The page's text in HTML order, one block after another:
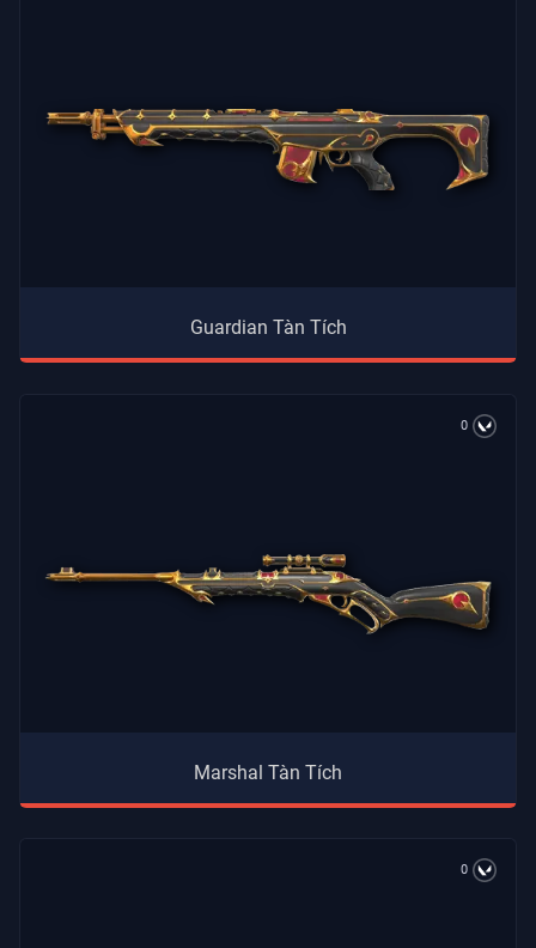
Guardian Tàn Tích
0
Marshal Tàn Tích
0